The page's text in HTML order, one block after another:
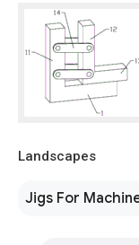
Landscapes
Jigs For